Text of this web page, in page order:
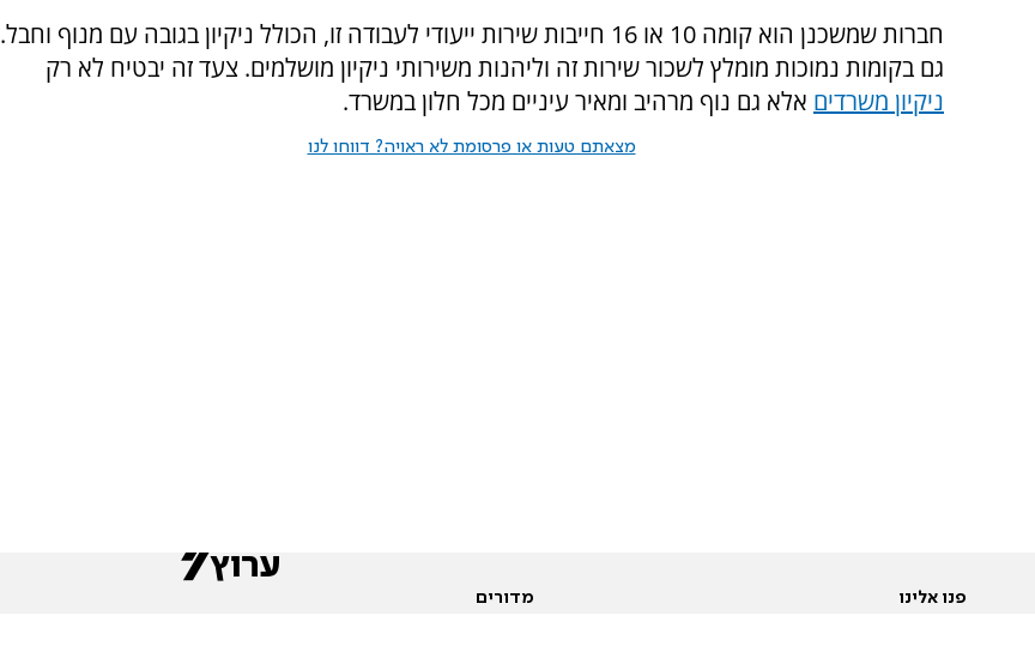
חברות שמשכנן הוא קומה 10 או 16 חייבות שירות ייעודי לעבודה זו, הכולל ניקיון בגובה עם מנוף וחבל.
גם בקומות נמוכות מומלץ לשכור שירות זה וליהנות משירותי ניקיון מושלמים. צעד זה יבטיח לא רק
ניקיון משרדים אלא גם נוף מרהיב ומאיר עיניים מכל חלון במשרד.
מצאתם טעות או פרסומת לא ראויה? דווחו לנו
פנו אלינו מדורים